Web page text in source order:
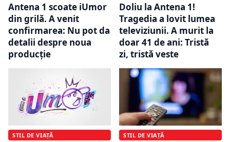
Antena 1 scoate iUmor
din grilă. A venit
confirmarea: Nu pot da
detalii despre noua
producție
Doliu la Antena 1!
Tragedia a lovit lumea
televiziunii. A murit la
doar 41 de ani: Tristă
zi, tristă veste
STIL DE VIAȚĂ STIL DE VIAȚĂ